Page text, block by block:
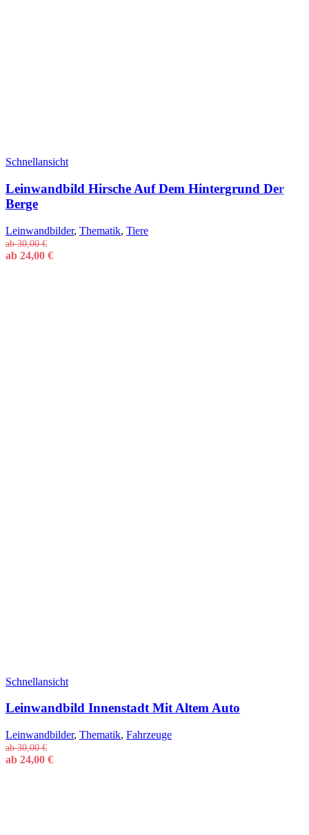
Schnellansicht
Leinwandbild Hirsche Auf Dem Hintergrund Der
Berge
Leinwandbilder, Thematik, Tiere
ab30,00€
ab 24,00 €
Schnellansicht
Leinwandbild Innenstadt Mit Altem Auto
Leinwandbilder, Thematik, Fahrzeuge
ab30,00€
ab 24,00 €